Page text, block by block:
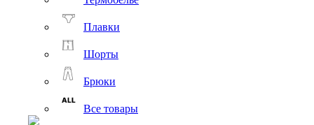
Плавки
Шорты
Брюки
Все товары